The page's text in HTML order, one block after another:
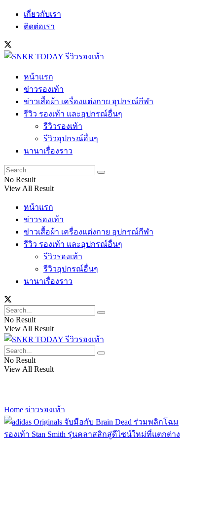
เกี่ยวกับเรา
ติดต่อเรา
หน้าแรก
ข่าวรองเท้า
ข่าวเสื้อผ้า เครื่องแต่งกาย อุปกรณ์กีฬา
รีวิว รองเท้า และอุปกรณ์อื่นๆ
รีวิวรองเท้า
รีวิวอุปกรณ์อื่นๆ
นานาเรื่องราว
No Result
View All Result
หน้าแรก
ข่าวรองเท้า
ข่าวเสื้อผ้า เครื่องแต่งกาย อุปกรณ์กีฬา
รีวิว รองเท้า และอุปกรณ์อื่นๆ
รีวิวรองเท้า
รีวิวอุปกรณ์อื่นๆ
นานาเรื่องราว
No Result
View All Result
No Result
View All Result
Home ข่าวรองเท้า